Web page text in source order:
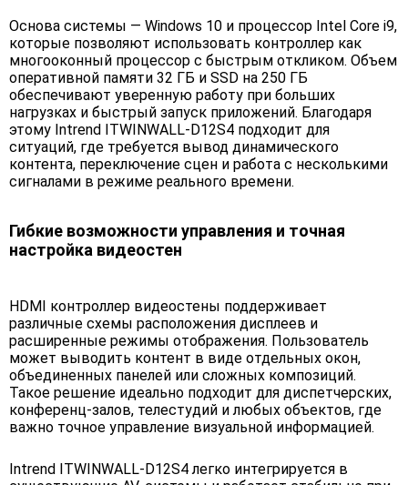
Основа системы — Windows 10 и процессор Intel Core i9,
которые позволяют использовать контроллер как
многооконный процессор с быстрым откликом. Объем
оперативной памяти 32 ГБ и SSD на 250 ГБ
обеспечивают уверенную работу при больших
нагрузках и быстрый запуск приложений. Благодаря
этому Intrend ITWINWALL-D12S4 подходит для
ситуаций, где требуется вывод динамического
контента, переключение сцен и работа с несколькими
сигналами в режиме реального времени.
Гибкие возможности управления и точная
настройка видеостен
HDMI контроллер видеостены поддерживает
различные схемы расположения дисплеев и
расширенные режимы отображения. Пользователь
может выводить контент в виде отдельных окон,
объединенных панелей или сложных композиций.
Такое решение идеально подходит для диспетчерских,
конференц-залов, телестудий и любых объектов, где
важно точное управление визуальной информацией.
Intrend ITWINWALL-D12S4 легко интегрируется в